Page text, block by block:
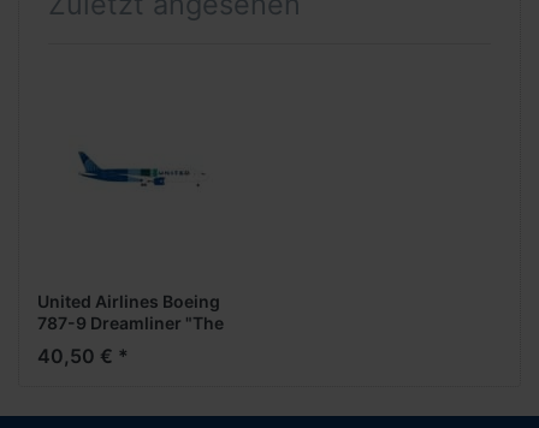
United Airlines Boeing
787-9 Dreamliner "The
Future is SAF" (1:500)
(NH 07/08.2025)
40,50 € *